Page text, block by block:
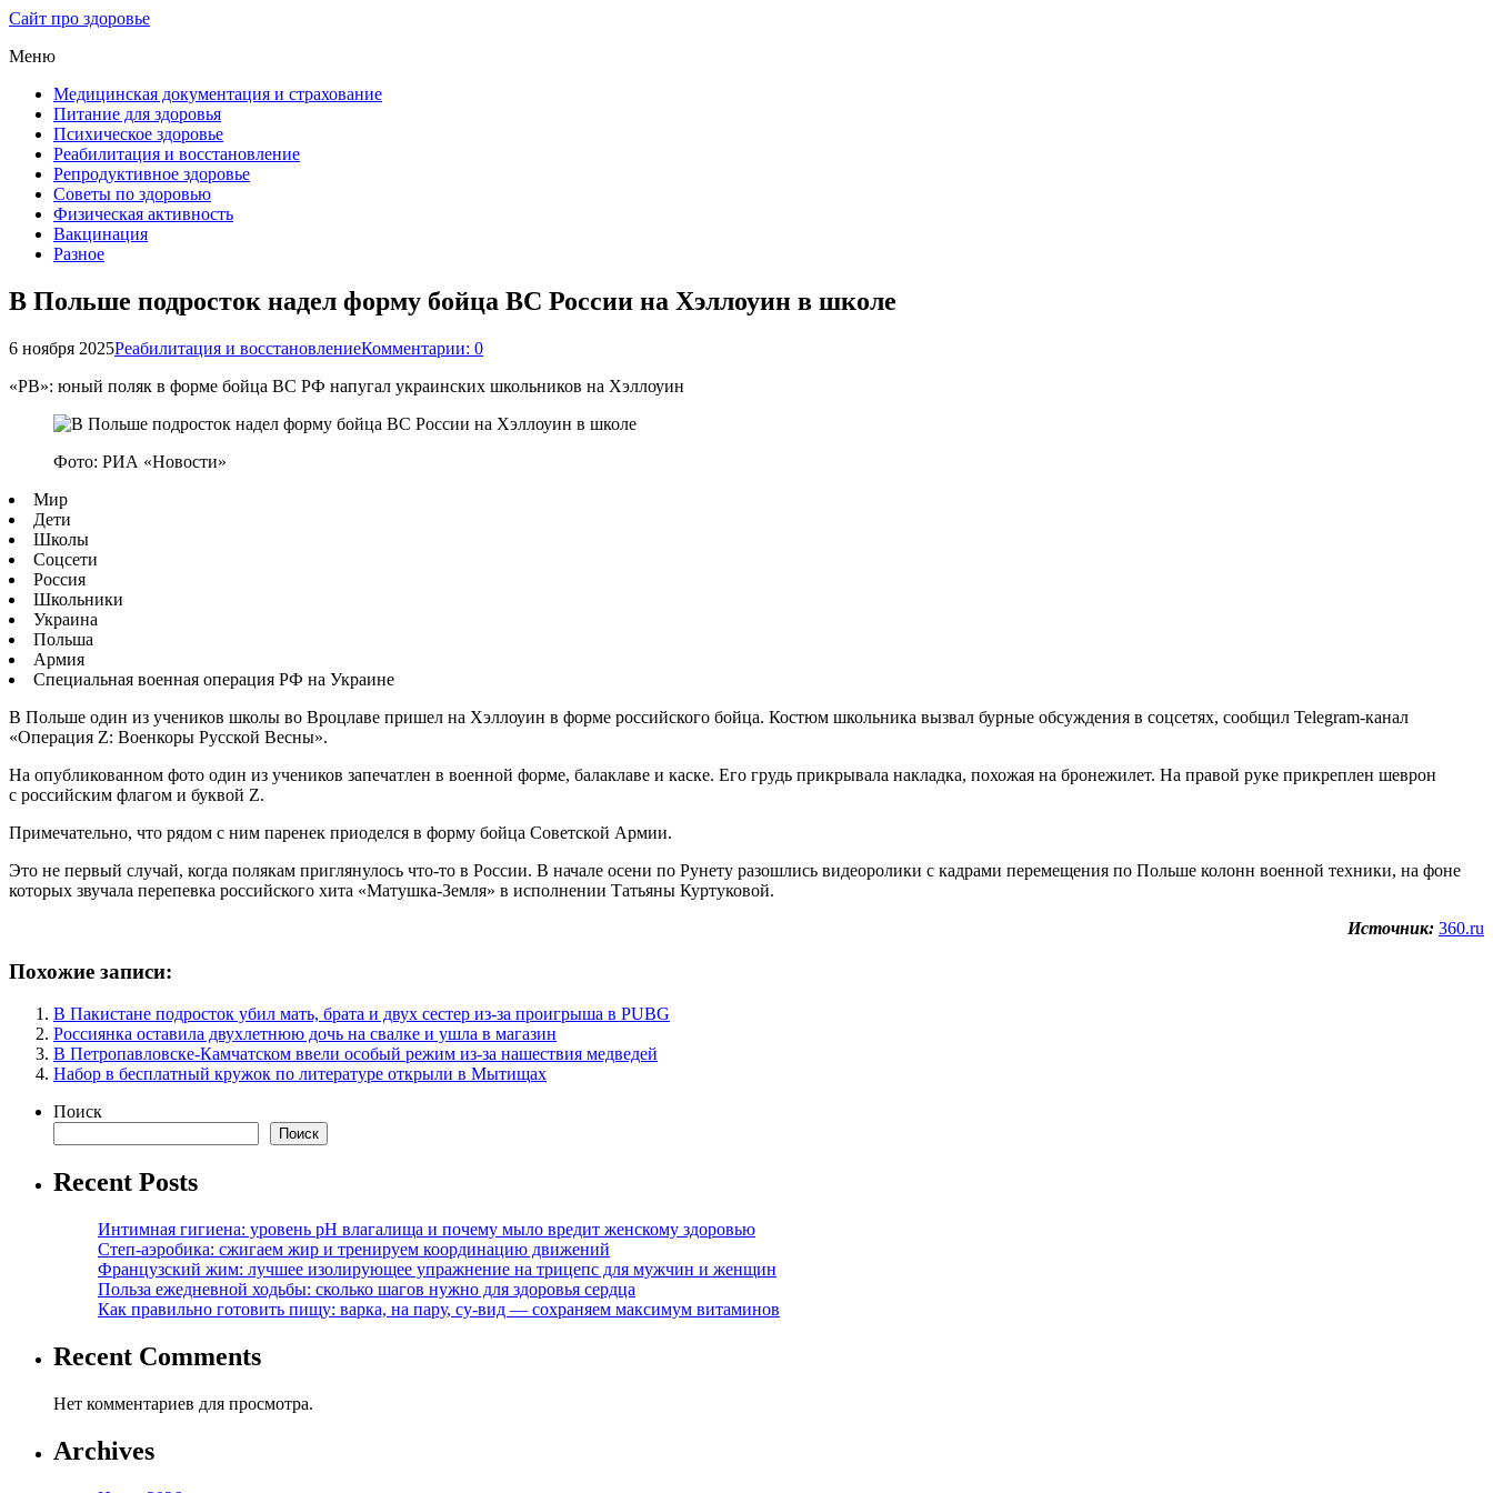
Сайт про здоровье
Меню
Медицинская документация и страхование
Питание для здоровья
Психическое здоровье
Реабилитация и восстановление
Репродуктивное здоровье
Советы по здоровью
Физическая активность
Вакцинация
Разное
В Польше подросток надел форму бойца ВС России на Хэллоуин в школе
6 ноября 2025Реабилитация и восстановлениеКомментарии: 0
«РВ»: юный поляк в форме бойца ВС РФ напугал украинских школьников на Хэллоуин
Фото: РИА «Новости»
Мир
Дети
Школы
Соцсети
Россия
Школьники
Украина
Польша
Армия
Специальная военная операция РФ на Украине
В Польше один из учеников школы во Вроцлаве пришел на Хэллоуин в форме российского бойца. Костюм школьника вызвал бурные обсуждения в соцсетях, сообщил Telegram-канал
«Операция Z: Военкоры Русской Весны».
На опубликованном фото один из учеников запечатлен в военной форме, балаклаве и каске. Его грудь прикрывала накладка, похожая на бронежилет. На правой руке прикреплен шеврон
с российским флагом и буквой Z.
Примечательно, что рядом с ним паренек приоделся в форму бойца Советской Армии.
Это не первый случай, когда полякам приглянулось что-то в России. В начале осени по Рунету разошлись видеоролики с кадрами перемещения по Польше колонн военной техники, на фоне
которых звучала перепевка российского хита «Матушка-Земля» в исполнении Татьяны Куртуковой.
Источник: 360.ru
Похожие записи:
В Пакистане подросток убил мать, брата и двух сестер из-за проигрыша в PUBG
Россиянка оставила двухлетнюю дочь на свалке и ушла в магазин
В Петропавловске-Камчатском ввели особый режим из-за нашествия медведей
Набор в бесплатный кружок по литературе открыли в Мытищах
Поиск
Поиск
Recent Posts
Интимная гигиена: уровень pH влагалища и почему мыло вредит женскому здоровью
Степ-аэробика: сжигаем жир и тренируем координацию движений
Французский жим: лучшее изолирующее упражнение на трицепс для мужчин и женщин
Польза ежедневной ходьбы: сколько шагов нужно для здоровья сердца
Как правильно готовить пищу: варка, на пару, су-вид — сохраняем максимум витаминов
Recent Comments
Нет комментариев для просмотра.
Archives